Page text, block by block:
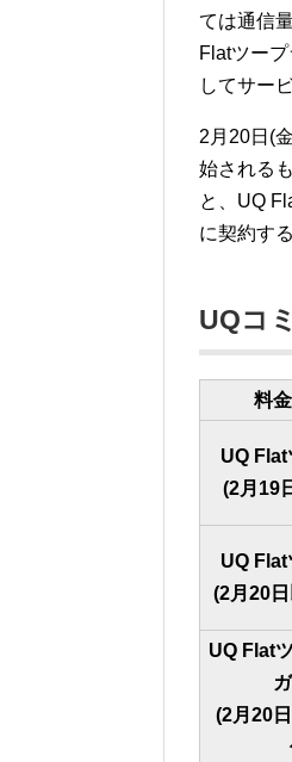
ては通信
Flatツー
してサー
2月20日(
始される
と、UQ
に契約す
UQコ
料
UQ Flat
(2月19
UQ Flat
(2月20
UQ Flat
(2月20